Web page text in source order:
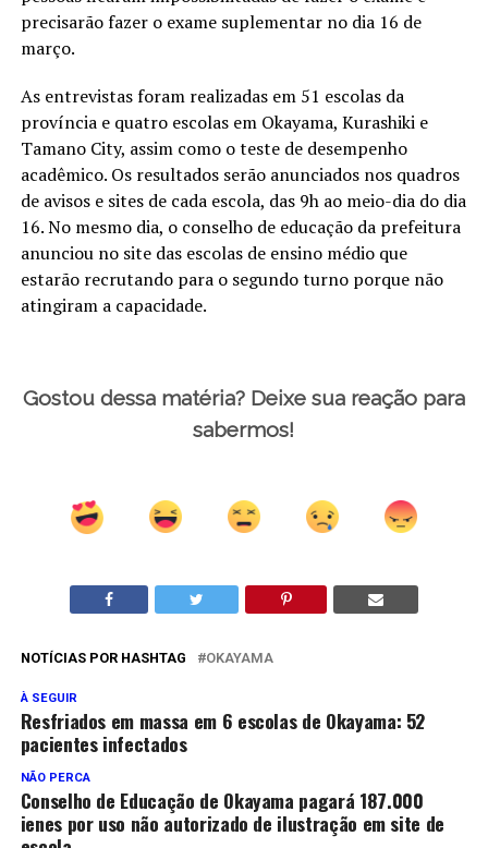
precisarão fazer o exame suplementar no dia 16 de
março.
As entrevistas foram realizadas em 51 escolas da
província e quatro escolas em Okayama, Kurashiki e
Tamano City, assim como o teste de desempenho
acadêmico. Os resultados serão anunciados nos quadros
de avisos e sites de cada escola, das 9h ao meio-dia do dia
16. No mesmo dia, o conselho de educação da prefeitura
anunciou no site das escolas de ensino médio que
estarão recrutando para o segundo turno porque não
atingiram a capacidade.
Gostou dessa matéria? Deixe sua reação para
sabermos!
NOTÍCIAS POR HASHTAG OKAYAMA
À SEGUIR
Resfriados em massa em 6 escolas de Okayama: 52
pacientes infectados
NÃO PERCA
Conselho de Educação de Okayama pagará 187.000
ienes por uso não autorizado de ilustração em site de